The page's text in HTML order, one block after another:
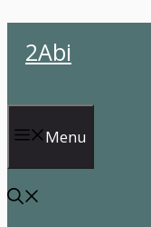
atla2Abi
Menu